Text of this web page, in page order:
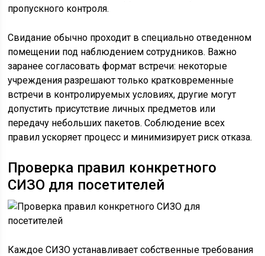
пропускного контроля.
Свидание обычно проходит в специально отведенном
помещении под наблюдением сотрудников. Важно
заранее согласовать формат встречи: некоторые
учреждения разрешают только кратковременные
встречи в контролируемых условиях, другие могут
допустить присутствие личных предметов или
передачу небольших пакетов. Соблюдение всех
правил ускоряет процесс и минимизирует риск отказа.
Проверка правил конкретного
СИЗО для посетителей
Каждое СИЗО устанавливает собственные требования